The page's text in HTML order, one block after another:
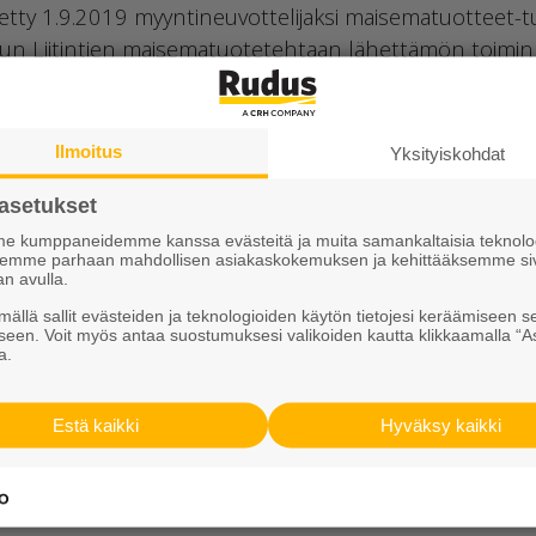
1.9.2019 myyntineuvottelijaksi maisematuotteet-
Liitintien maisematuotetehtaan lähettämön
maisematuotetehtaan (Liitintie 20)
betonituotetehtaan (kunnallistekniset
yksikön päällikkö Jarmo Jaakkola vastaa jatkossa
sekä myynti-insinööri Jarno Alaranta toimii
seudulla.
1.8.2019 maanhankintapäälliköksi. Hiironen vastaa
liittyvistä asiantuntijatehtävistä.
Ilmoitus Yksityiskohdat
kumppaneidemme kanssa evästeitä ja muita samankaltaisia
parhaan mahdollisen asiakaskokemuksen ja kehittääksemme
avulla.
sallit evästeiden ja teknologioiden käytön tietojesi keräämiseen
Voit myös antaa suostumuksesi valikoiden kautta klikkaamalla
Hyväksy kaikki
Estä kaikki